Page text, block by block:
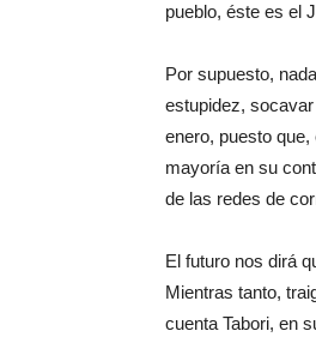
pueblo, éste es el
Por supuesto,
estupidez,
enero, puesto
mayoría en su
de las redes de
El futuro nos dirá
Mientras tanto,
cuenta Tabori, en